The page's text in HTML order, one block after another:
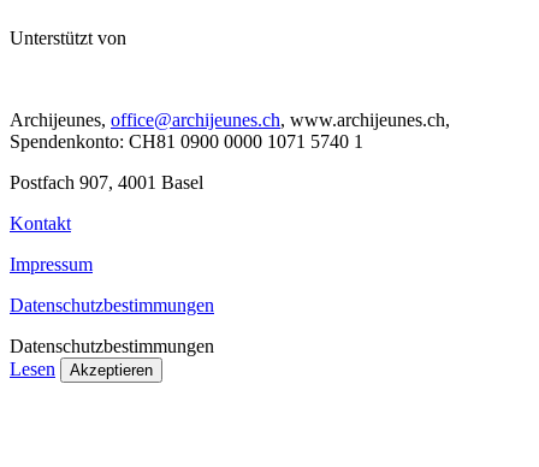
Unterstützt von
Archijeunes, office@archijeunes.ch, www.archijeunes.ch,
Spendenkonto: CH81 0900 0000 1071 5740 1
Postfach 907, 4001 Basel
Kontakt
Impressum
Datenschutzbestimmungen
Datenschutzbestimmungen
Lesen
Akzeptieren